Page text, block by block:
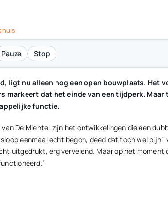
Pauze Stop
ligt nu alleen nog een open bouwplaats. Het
dat het einde van een tijdperk.
functie.
De Miente, zijn het ontwikkelingen die een
eenmaal echt begon, deed dat toch wel
uitgedrukt, erg vervelend. Maar op het